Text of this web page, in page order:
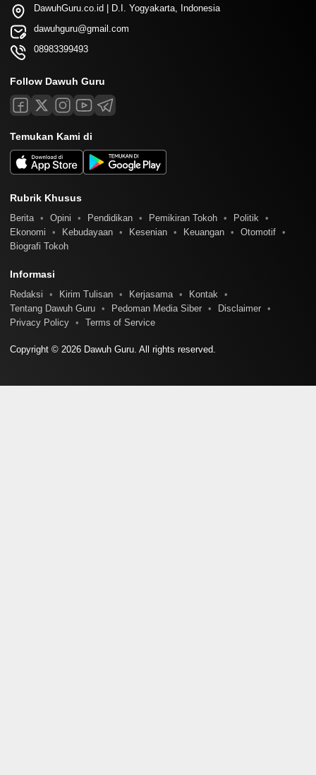
DawuhGuru.co.id | D.I. Yogyakarta, Indonesia
dawuhguru@gmail.com
08983399493
Follow Dawuh Guru
Temukan Kami di
Rubrik Khusus
Berita Opini Pendidikan Pemikiran Tokoh
Politik
Ekonomi
Kebudayaan Kesenian Keuangan
Otomotif
Biografi Tokoh
Informasi
Redaksi Kirim Tulisan Kerjasama
Kontak
Tentang Dawuh Guru
Pedoman Media Siber
Disclaimer
Privacy Policy
Terms of Service
Copyright © 2026 Dawuh Guru. All rights reserved.